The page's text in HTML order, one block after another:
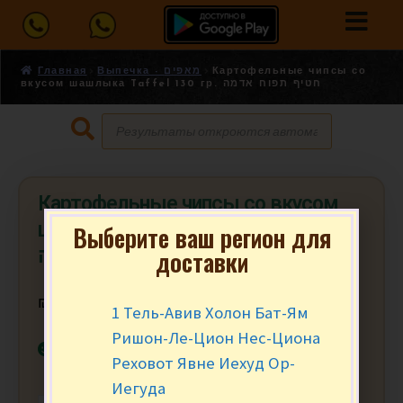
Главная Выпечка - מאפים
Картофельные чипсы со
вкусом шашлыка Taffel 130 гр. חטיף תפוח אדמה
Картофельные чипсы со вкусом
шашлыка Taffel 130 гр. חטיף תפוח
אדמה
₪ 18.90 за уп.
В наличии
Выберите ваш регион для
доставки
1 Тель-Авив Холон Бат-Ям
Ришон-Ле-Цион Нес-Циона
Реховот Явне Иехуд Ор-
Иегуда